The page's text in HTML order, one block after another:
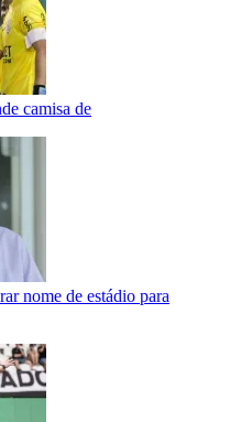
camisa de
nome de estádio para